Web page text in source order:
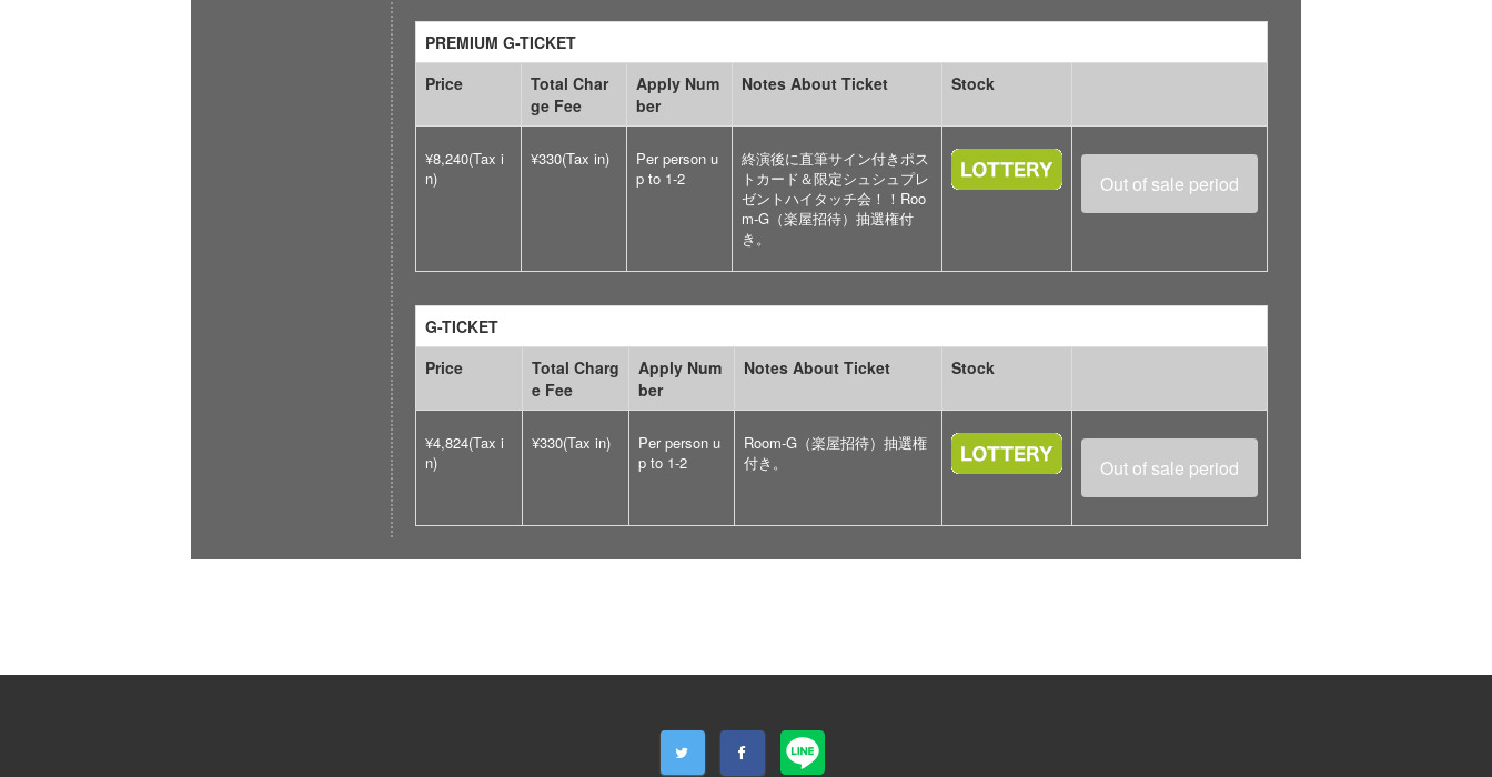
PREMIUM G-TICKET
Price
Total Char
ge Fee
Apply Num
ber
Notes About Ticket Stock
¥8,240(Tax i
n)
¥330(Tax in)
Per person u
p to 1-2
終演後に直筆サイン付きポス
トカード＆限定シュシュプレ
ゼントハイタッチ会！！Roo
m-G（楽屋招待）抽選権付
き。
Out of sale period
G-TICKET
Price
Total Charg
e Fee
Apply Num
ber
Notes About Ticket Stock
¥4,824(Tax i
n)
¥330(Tax in)
Per person u
p to 1-2
Room-G（楽屋招待）抽選権
付き。
Out of sale period